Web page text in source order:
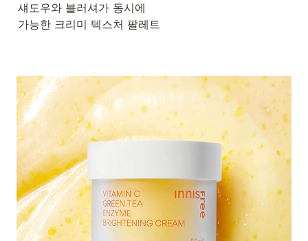
섀도우와 블러셔가 동시에
가능한 크리미 텍스처 팔레트